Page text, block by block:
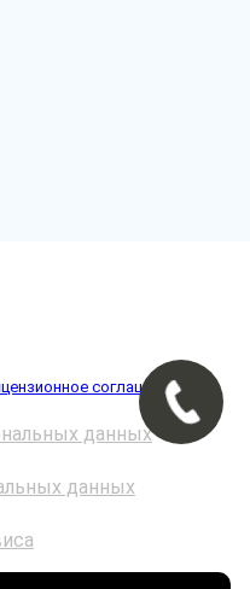
соглашение
данных
данных